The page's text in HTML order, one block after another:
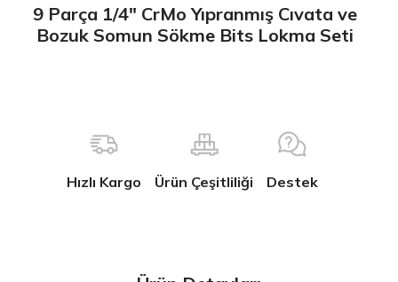
9 Parça 1/4″ CrMo Yıpranmış Cıvata ve
Bozuk Somun Sökme Bits Lokma Seti
Hızlı Kargo Ürün Çeşitliliği Destek